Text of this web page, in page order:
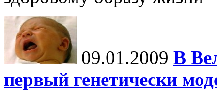
09.01.2009 В
первый генетически